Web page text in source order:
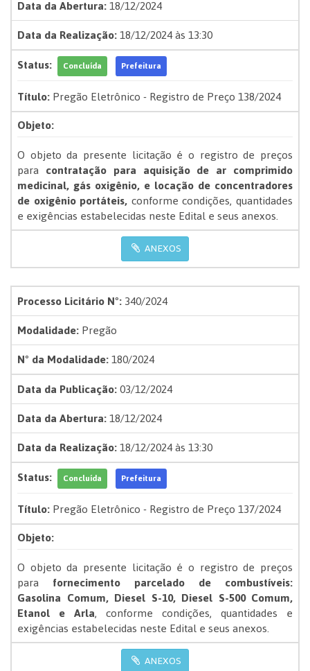
Data da Abertura:18/12/2024
Data da Realização:18/12/2024 às 13:30
Status:
Concluída Prefeitura
Título:Pregão Eletrônico - Registro de Preço 138/2024
Objeto:
O objeto da presente licitação é o registro de preços
para contratação para aquisição de ar comprimido
medicinal, gás oxigênio, e locação de concentradores
de oxigênio portáteis,conforme condições, quantidades
e exigências estabelecidas neste Edital e seus anexos.
ANEXOS
Processo Licitário Nº:340/2024
Modalidade:Pregão
Nº da Modalidade:180/2024
Data da Publicação:03/12/2024
Data da Abertura:18/12/2024
Data da Realização:18/12/2024 às 13:30
Status:
Concluída Prefeitura
Título:Pregão Eletrônico - Registro de Preço 137/2024
Objeto:
O objeto da presente licitação é o registro de preços
para fornecimento parcelado de combustíveis:
Gasolina Comum, Diesel S-10, Diesel S-500 Comum,
Etanol e Arla, conforme condições, quantidades e
exigências estabelecidas neste Edital e seus anexos.
ANEXOS